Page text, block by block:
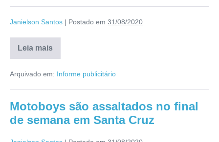
Janielson Santos | Postado em 31/08/2020
Leia mais
Arquivado em: Informe publicitário
Motoboys são assaltados no final
de semana em Santa Cruz